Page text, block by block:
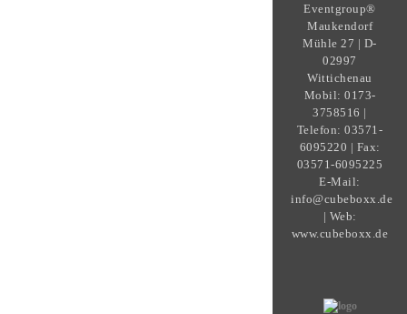
Eventgroup®
Maukendorf
Mühle 27 | D-
02997
Wittichenau
Mobil: 0173-
3758516 |
Telefon: 03571-
6095220 | Fax:
03571-6095225
E-Mail:
info@cubeboxx.de
| Web:
www.cubeboxx.de